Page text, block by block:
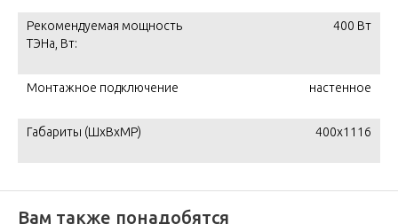
Рекомендуемая мощность
ТЭНа, Вт:
400 Вт
Монтажное подключение настенное
Габариты (ШxВxМР) 400x1116
Вам также понадобятся